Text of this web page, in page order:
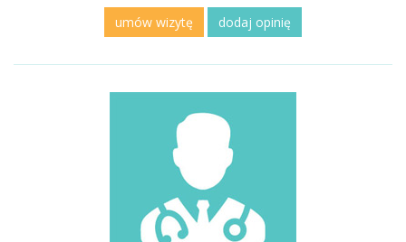
umów wizytę dodaj opinię